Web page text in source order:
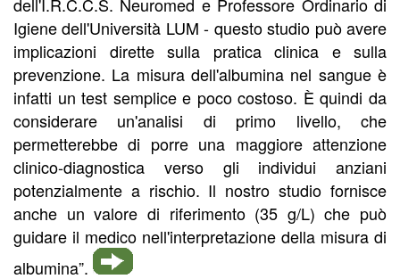
Igiene dell'Università LUM - questo studio può avere
implicazioni dirette sulla pratica clinica e sulla
prevenzione. La misura dell'albumina nel sangue è
infatti un test semplice e poco costoso. È quindi da
considerare un'analisi di primo livello, che
permetterebbe di porre una maggiore attenzione
clinico-diagnostica verso gli individui anziani
potenzialmente a rischio. Il nostro studio fornisce
anche un valore di riferimento (35 g/L) che può
guidare il medico nell'interpretazione della misura di
albumina”.